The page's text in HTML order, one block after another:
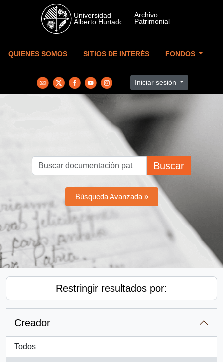
Skip to main content
QUIENES SOMOS SITIOS DE INTERÉS FONDOS
Iniciar sesión
Buscar
Búsqueda Avanzada »
Restringir resultados por:
Creador
Todos